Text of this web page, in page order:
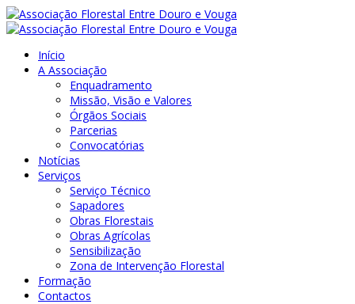
Início
A Associação
Enquadramento
Missão, Visão e Valores
Órgãos Sociais
Parcerias
Convocatórias
Notícias
Serviços
Serviço Técnico
Sapadores
Obras Florestais
Obras Agrícolas
Sensibilização
Zona de Intervenção Florestal
Formação
Contactos